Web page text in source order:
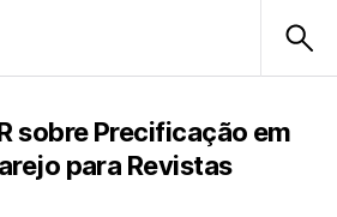
sobre Precificação em
para Revistas